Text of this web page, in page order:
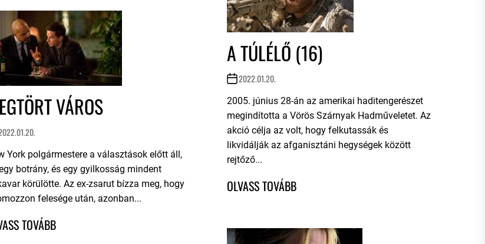
A TÚLÉLŐ (16)
2022.01.20.
2005. június 28-án az amerikai haditengerészet
megindította a Vörös Szárnyak Hadműveletet. Az
akció célja az volt, hogy felkutassák és
likvidálják az afganisztáni hegységek között
rejtőző...
VÁROS
York polgármestere a választások előtt áll,
botrány, és egy gyilkosság mindent
körülötte. Az ex-zsarut bízza meg, hogy
felesége után, azonban...